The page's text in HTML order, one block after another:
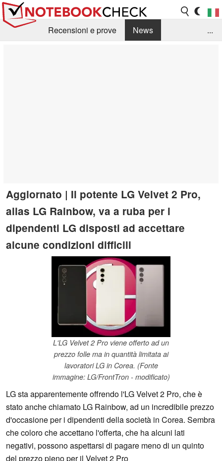
Recensioni e prove
News
...
Aggiornato | Il potente LG Velvet 2 Pro,
alias LG Rainbow, va a ruba per i
dipendenti LG disposti ad accettare
alcune condizioni difficili
L'LG Velvet 2 Pro viene offerto ad un
prezzo folle ma in quantità limitata ai
lavoratori LG in Corea. (Fonte
immagine: LG/FrontTron - modificato)
LG sta apparentemente offrendo l'LG Velvet 2 Pro, che è
stato anche chiamato LG Rainbow, ad un incredibile prezzo
d'occasione per i dipendenti della società in Corea. Sembra
che coloro che accettano l'offerta, che ha alcuni lati
negativi, possono aspettarsi di pagare meno di un quinto
del prezzo pieno per il Velvet 2 Pro